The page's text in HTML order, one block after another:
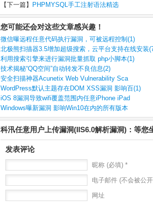
【下一篇】
PHPMYSQL手工注射语法精选
您可能还会对这些文章感兴趣！
微信曝远程任意代码执行漏洞，可被远程控制(1)
北极熊扫描器3.5增加超级搜索，云平台支持在线安装
利用搜索引擎来进行漏洞批量抓取 php小脚本(1)
技术揭秘“QQ空间”自动转发不良信息(2)
安全扫描神器Acunetix Web Vulnerability Sca
WordPress默认主题存在DOM XSS漏洞 影响百(1)
iOS 8漏洞导致wifi覆盖范围内任意iPhone iPad
Windows曝新漏洞 影响Win10在内的所有版本
科汛任意用户上传漏洞(IIS6.0解析漏洞)：等您
发表评论
昵称 (必填) *
电子邮件 (不会被公
网址